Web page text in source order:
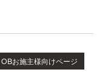
OBお施主様向けページ